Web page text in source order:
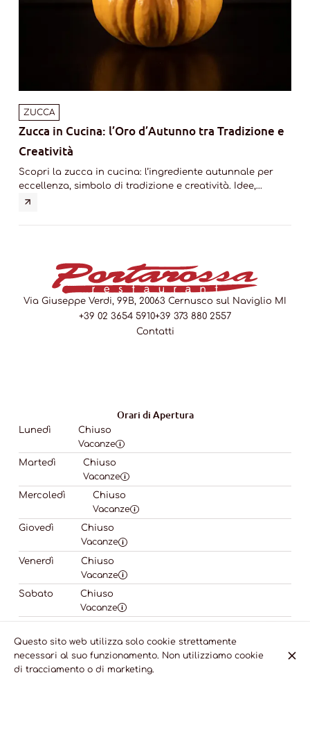
ZUCCA
Zucca in Cucina: l’Oro d’Autunno tra Tradizione e
Creatività
Scopri la zucca in cucina: l’ingrediente autunnale per
eccellenza, simbolo di tradizione e creatività. Idee,
abbinamenti e curiosità per esaltarne il gusto.
Via Giuseppe Verdi, 99B, 20063 Cernusco sul Naviglio MI
+39 02 3654 5910+39 373 880 2557
Contatti
Orari di Apertura
Lunedì Chiuso
Vacanze
Martedì Chiuso
Vacanze
Mercoledì Chiuso
Vacanze
Giovedì Chiuso
Vacanze
Venerdì Chiuso
Vacanze
Sabato Chiuso
Vacanze
Vacanze
Questo sito web utilizza solo cookie strettamente
necessari al suo funzionamento. Non utilizziamo cookie
di tracciamento o di marketing.